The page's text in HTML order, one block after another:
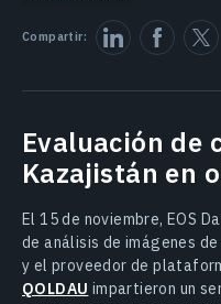
Compartir:
Evaluación de
Kazajistán en
El 15 de noviembre, EOS
de análisis de imágenes
y el proveedor de
QOLDAU impartieron un